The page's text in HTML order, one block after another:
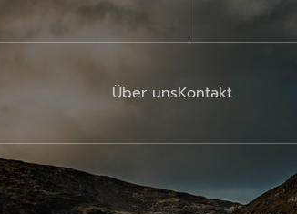
Über unsKontakt